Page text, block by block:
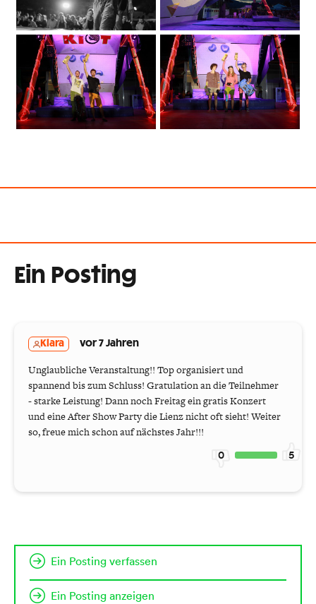
Ein Posting
Klara vor 7 Jahren
Unglaubliche Veranstaltung!! Top organisiert und
spannend bis zum Schluss! Gratulation an die Teilnehmer
- starke Leistung! Dann noch Freitag ein gratis Konzert
und eine After Show Party die Lienz nicht oft sieht! Weiter
so, freue mich schon auf nächstes Jahr!!!
0 5
Ein Posting verfassen
Ein Posting anzeigen